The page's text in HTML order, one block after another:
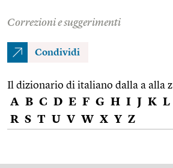
Correzioni e suggerimenti
Condividi
Il dizionario di italiano dalla a alla z
A B C D E F G H I J K L
R S T U V W X Y Z